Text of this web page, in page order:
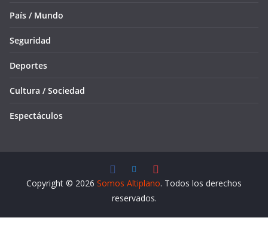
País / Mundo
Seguridad
Deportes
Cultura / Sociedad
Espectáculos
Copyright © 2026 Somos Altiplano. Todos los derechos
reservados.